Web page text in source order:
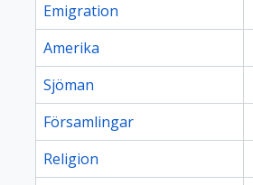
Emigration
Amerika
Sjöman
Församlingar
Religion